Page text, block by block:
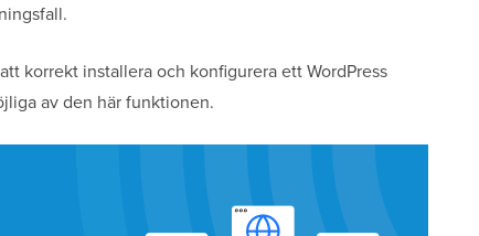
korrekt installera och konfigurera ett WordPress
av den här funktionen.